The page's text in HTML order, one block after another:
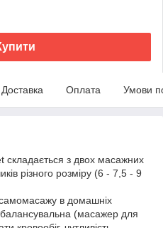
Доставка Оплата Умови
з двох масажних
різного розміру (6 - 7,5 - 9
самомасажу в домашніх
(масажер для